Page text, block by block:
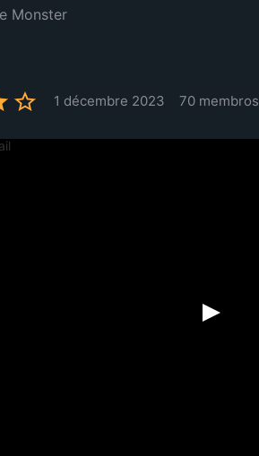
Monster
1 décembre 2023 70 membros